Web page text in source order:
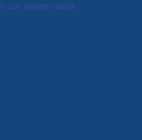
dan Bedah Plastik